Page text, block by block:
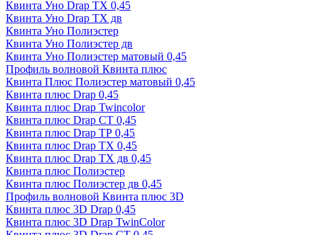
Квинта Уно Drap ТХ 0,45
Квинта Уно Drap ТХ дв
Квинта Уно Полиэстер
Квинта Уно Полиэстер дв
Квинта Уно Полиэстер матовый 0,45
Профиль волновой Квинта плюс
Квинта Плюс Полиэстер матовый 0,45
Квинта плюс Drap 0,45
Квинта плюс Drap Twincolor
Квинта плюс Drap СТ 0,45
Квинта плюс Drap ТР 0,45
Квинта плюс Drap ТХ 0,45
Квинта плюс Drap ТХ дв 0,45
Квинта плюс Полиэстер
Квинта плюс Полиэстер дв 0,45
Профиль волновой Квинта плюс 3D
Квинта плюс 3D Drap 0,45
Квинта плюс 3D Drap TwinColor